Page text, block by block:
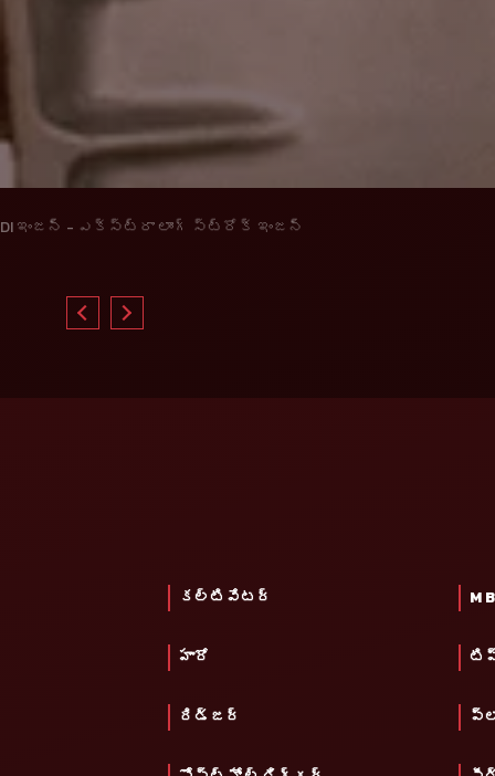
DI ఇంజన్ - ఎక్స్ట్రా లాంగ్ స్ట్రోక్ ఇంజన్
కల్టివేటర్ M
హారో
రిడ్జర్